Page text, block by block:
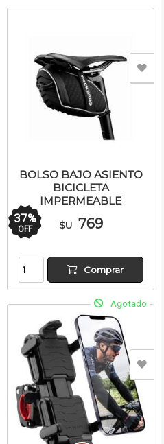
BOLSO BAJO ASIENTO
BICICLETA
IMPERMEABLE
37%
OFF $U 769
Comprar
Agotado